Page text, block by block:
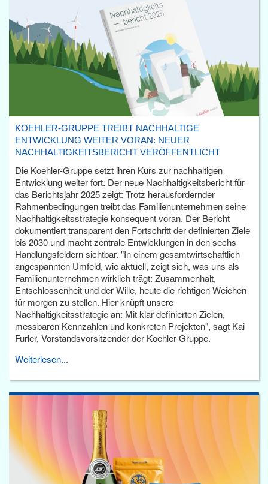
KOEHLER-GRUPPE TREIBT NACHHALTIGE
ENTWICKLUNG WEITER VORAN: NEUER
NACHHALTIGKEITSBERICHT VERÖFFENTLICHT
Die Koehler-Gruppe setzt ihren Kurs zur nachhaltigen
Entwicklung weiter fort. Der neue Nachhaltigkeitsbericht für
das Berichtsjahr 2025 zeigt: Trotz herausfordernder
Rahmenbedingungen treibt das Familienunternehmen seine
Nachhaltigkeitsstrategie konsequent voran. Der Bericht
dokumentiert transparent den Fortschritt der definierten Ziele
bis 2030 und macht zentrale Entwicklungen in den sechs
Handlungsfeldern sichtbar. "In einem gesamtwirtschaftlich
angespannten Umfeld, wie aktuell, zeigt sich, was uns als
Familienunternehmen wirklich trägt: Zusammenhalt,
Entschlossenheit und der Wille, heute die richtigen Weichen
für morgen zu stellen. Hier knüpft unsere
Nachhaltigkeitsstrategie an: Mit klar definierten Zielen,
messbaren Kennzahlen und konkreten Projekten", sagt Kai
Furler, Vorstandsvorsitzender der Koehler-Gruppe.
Weiterlesen...